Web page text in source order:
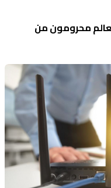
محرومون من